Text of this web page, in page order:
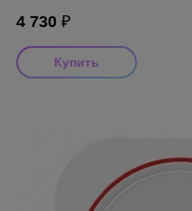
4 730 ₽